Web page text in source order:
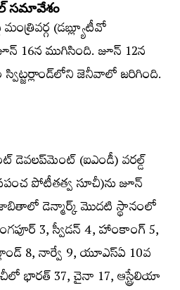
సమావేశం
(డబ్ల్యూటీవో
16న ముగిసింది. జూన్‌ 12న
జెనీవాలో జరిగింది.
డెవలప్‌మెంట్‌ (ఐఎండీ) వరల్డ్​‍
పోటీతత్వ సూచీ)ను జూన్‌
డెన్మార్క్​‍ మొదటి స్థానంలో
3, స్వీడన్‌ 4, హాంకాంగ్‌ 5,
8, నార్వే 9, యూఎస్ఏ 10వ
భారత్‌ 37, చైనా 17, ఆస్ట్రేలియా